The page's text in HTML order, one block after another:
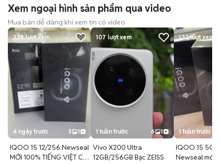
Xem ngoại hình sản phẩm qua video
Mua bán dễ dàng khi xem tin có video
323lượt xem
4 ngày trước 3 1
IQOO 15 12/256 Newseal
MỚI 100% TIẾNG VIỆT CÓ
107 lượt xem
1 tuần trước 6 1
Vivo X200 Ultra
12GB/256GB Bạc ZEISS
132lượt xem
1 tuần trước
IQOO 15 5G
Newseal mới